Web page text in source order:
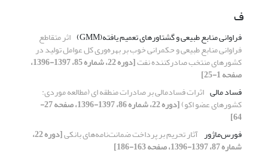
ف
فراوانی منابع طبیعی و گشتاورهای تعمیم یافته(GMM) اثر متقاطع
فراوانی منابع طبیعی و حکمرانی خوب بر بهره‌وری کل عوامل تولید در
کشورهای منتخب صادرکننده نفت [دوره 22، شماره 85، 1397-1396،
صفحه 1-25]
فساد مالی اثرات فسادمالی بر صادرات منطقه ای (مطالعه موردی:
کشورهای عضو اکو) [دوره 22، شماره 86، 1397-1396، صفحه 27-
64]
فورس‌ماژور آثار تحریم بر پرداخت ضمانت‌نامه‌های بانکی [دوره 22،
شماره 87، 1397-1396، صفحه 163-186]